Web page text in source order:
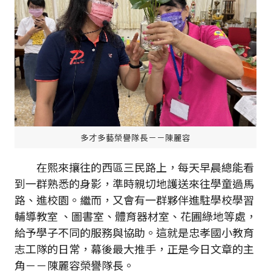
多才多藝榮譽隊長－－陳麗容
在熙來攘往的西區三民路上，每天早晨總能看
到一群熟悉的身影，準時親切地護送來往學童過馬
路、進校園。繼而，又會有一群夥伴進駐學校學習
輔導教室 、圖書室、體育器材室、花圃綠地等處，
給予學子不同的服務與協助。這就是忠孝國小教育
志工隊的日常，幕後最大推手，正是今日文章的主
角－－陳麗容榮譽隊長。